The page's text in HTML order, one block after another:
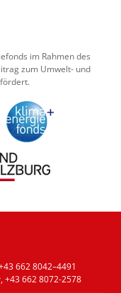
im Rahmen des
zum Umwelt- und
662 8042–4491
+43 662 8072-2578